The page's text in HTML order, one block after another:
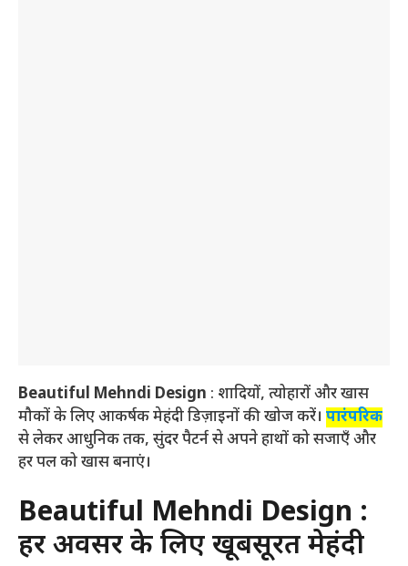
Beautiful Mehndi Design : शादियों, त्योहारों और खास
मौकों के लिए आकर्षक मेहंदी डिज़ाइनों की खोज करें। पारंपरिक
से लेकर आधुनिक तक, सुंदर पैटर्न से अपने हाथों को सजाएँ और
हर पल को खास बनाएं।
Beautiful Mehndi Design :
हर अवसर के लिए खूबसूरत मेहंदी